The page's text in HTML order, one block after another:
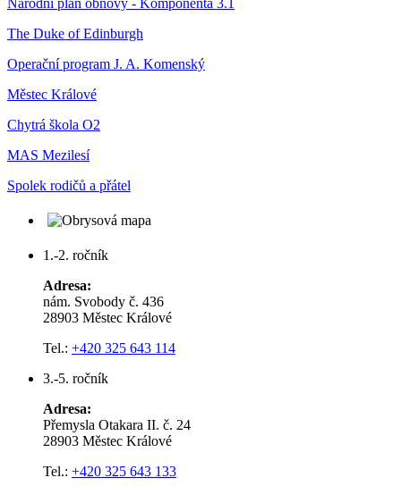
Národní plán obnovy - Komponenta 3.1
The Duke of Edinburgh
Operační program J. A. Komenský
Městec Králové
Chytrá škola O2
MAS Mezilesí
Spolek rodičů a přátel
1.-2. ročník
Adresa:
nám. Svobody č. 436
28903 Městec Králové
Tel.: +420 325 643 114
3.-5. ročník
Adresa:
Přemysla Otakara II. č. 24
28903 Městec Králové
Tel.: +420 325 643 133